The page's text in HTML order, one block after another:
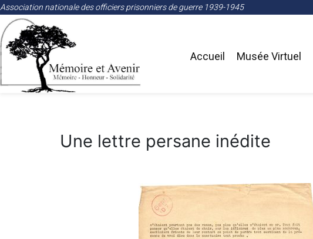
Association nationale des officiers prisonniers de guerre 1939-1945
Accueil Musée Virtuel
Une lettre persane inédite